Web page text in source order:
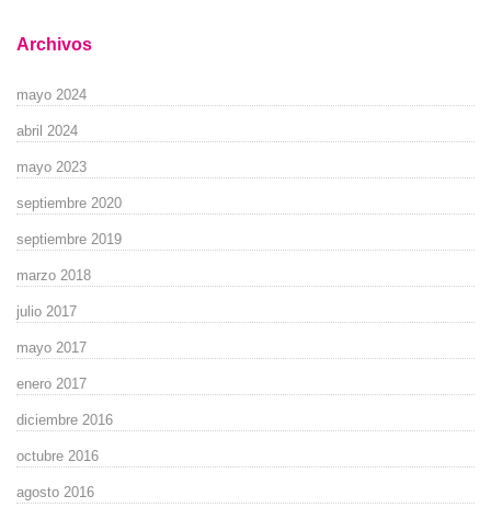
Archivos
mayo 2024
abril 2024
mayo 2023
septiembre 2020
septiembre 2019
marzo 2018
julio 2017
mayo 2017
enero 2017
diciembre 2016
octubre 2016
agosto 2016